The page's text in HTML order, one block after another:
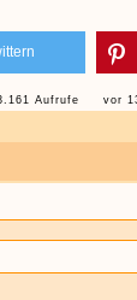
Aufrufe vor